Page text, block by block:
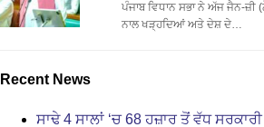
ਪੰਜਾਬ ਵਿਧਾਨ ਸਭਾ ਨੇ ਅੱਜ ਜੈਨ-ਜ਼ੀ
ਨਾਲ ਖੜ੍ਹਦਿਆਂ ਅਤੇ ਦੇਸ਼ ਦੇ…
Recent News
ਸਾਢੇ 4 ਸਾਲਾਂ ‘ਚ 68 ਹਜ਼ਾਰ ਤੋਂ ਵੱਧ